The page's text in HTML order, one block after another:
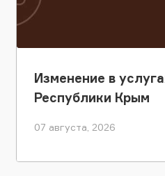
Изменение в
Республики Крым
07 августа, 2026